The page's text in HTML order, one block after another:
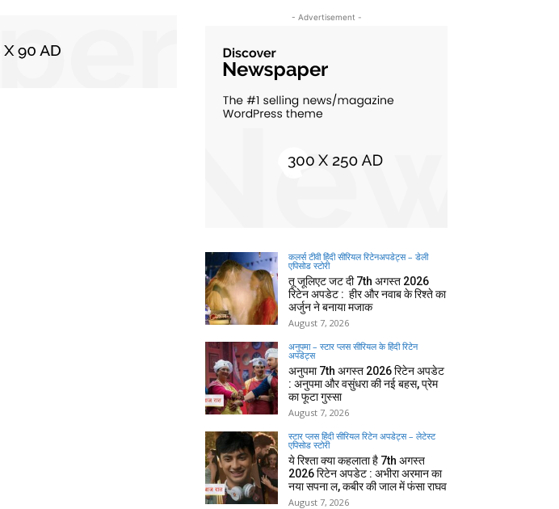
- Advertisement -
कलर्स टीवी हिंदी सीरियल रिटेनअपडेट्स – डेली
एपिसोड स्टोरी
तू जूलिएट जट दी 7th अगस्त 2026
रिटेन अपडेट : हीर और नवाब के रिश्ते का
अर्जुन ने बनाया मजाक
August 7, 2026
अनुपमा – स्टार प्लस सीरियल के हिंदी रिटेन
अपडेट्स
अनुपमा 7th अगस्त 2026 रिटेन अपडेट
: अनुपमा और वसुंधरा की नई बहस, प्रेम
का फूटा गुस्सा
August 7, 2026
स्टार प्लस हिंदी सीरियल रिटेन अपडेट्स – लेटेस्ट
एपिसोड स्टोरी
ये रिश्ता क्या कहलाता है 7th अगस्त
2026 रिटेन अपडेट : अभीरा अरमान का
नया सपना ल, कबीर की जाल में फंसा राघव
August 7, 2026